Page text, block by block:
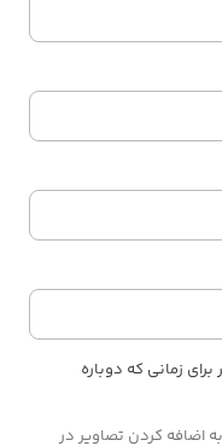
زمانی که دوباره
اضافه کردن تصاویر در